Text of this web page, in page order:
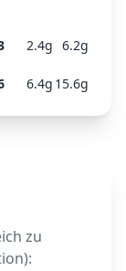
2.4g 6.2g
6.4g 15.6g
zu